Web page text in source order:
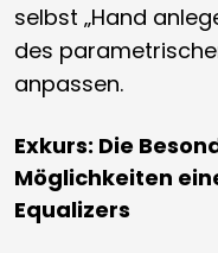
selbst „Hand
des
anpassen.
Exkurs: Die
Möglichkeiten
Equalizers